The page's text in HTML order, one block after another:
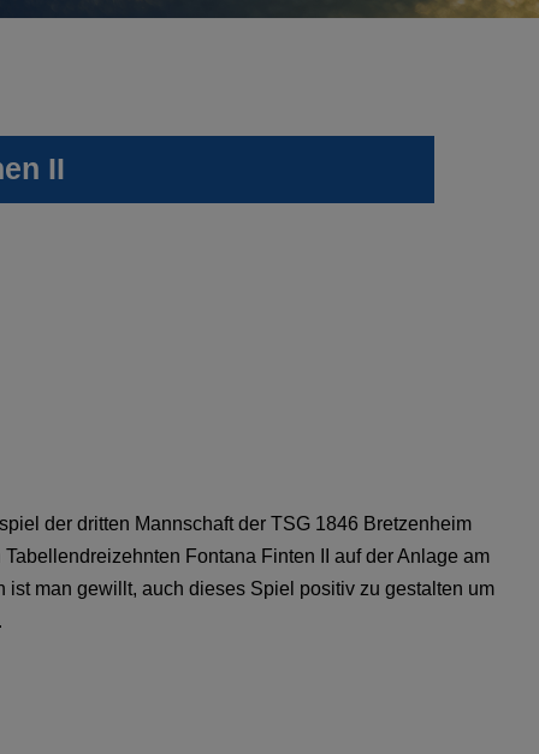
II
der dritten Mannschaft der TSG 1846 Bretzenheim
Fontana Finten II auf der Anlage am
man gewillt, auch dieses Spiel positiv zu gestalten um